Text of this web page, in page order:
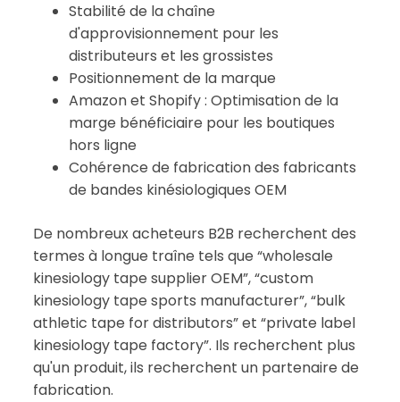
Stabilité de la chaîne
d'approvisionnement pour les
distributeurs et les grossistes
Positionnement de la marque
Amazon et Shopify : Optimisation de la
marge bénéficiaire pour les boutiques
hors ligne
Cohérence de fabrication des fabricants
de bandes kinésiologiques OEM
De nombreux acheteurs B2B recherchent des
termes à longue traîne tels que “wholesale
kinesiology tape supplier OEM”, “custom
kinesiology tape sports manufacturer”, “bulk
athletic tape for distributors” et “private label
kinesiology tape factory”. Ils recherchent plus
qu'un produit, ils recherchent un partenaire de
fabrication.